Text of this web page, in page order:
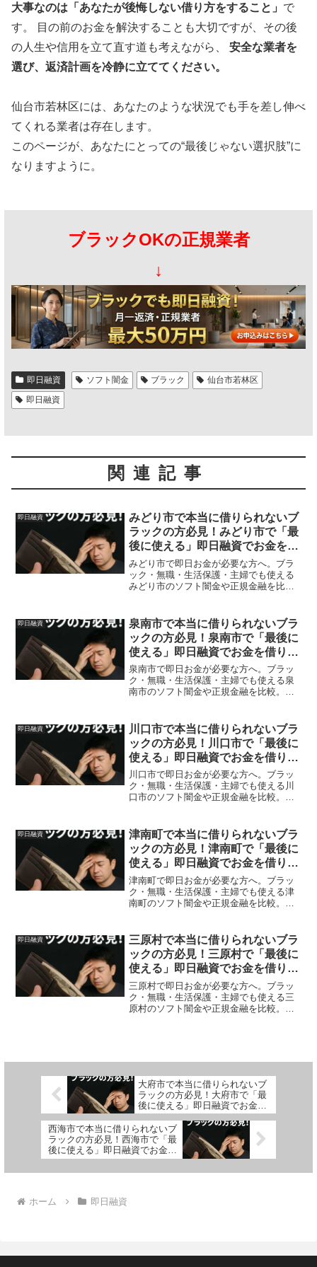
大事なのは「あなたが後悔しない借り方をすること」 で
す。 目の前のお金を解決することも大切ですが、その後
の人生や信用を立て直す道も考えながら、 安全な業者を
選び、返済計画を冷静に立ててください。
仙台市若林区には、あなたのような状況でも手を差し伸べ
てくれる業者は存在します。
このページが、あなたにとっての“最後じゃない選択肢”に
なりますように。
ブラックOKの正規業者
↓
即日融資 ソフト闇金 ブラック
仙台市若林区
即日融資
関連記事
即日融資
みどり市で本当に借りられないブ
ラックの方必見！みどり市で「最
後に使える」即日融資でお金を借
りる方法を紹介！
みどり市で即日お金が必要な方へ。ブラ
ック・無職・生活保護・主婦でも使える
みどり市のソフト闇金や正規金融を比
即日融資
泉南市で本当に借りられないブラ
ックの方必見！泉南市で「最後に
使える」即日融資でお金を借りる
方法を紹介！
泉南市で即日お金が必要な方へ。ブラッ
ク・無職・生活保護・主婦でも使える泉
南市のソフト闇金や正規金融を比較。安
即日融資
川口市で本当に借りられないブラ
ックの方必見！川口市で「最後に
使える」即日融資でお金を借りる
方法を紹介！
川口市で即日お金が必要な方へ。ブラッ
ク・無職・生活保護・主婦でも使える川
口市のソフト闇金や正規金融を比較。安
即日融資
津南町で本当に借りられないブラ
ックの方必見！津南町で「最後に
使える」即日融資でお金を借りる
方法を紹介！
津南町で即日お金が必要な方へ。ブラッ
ク・無職・生活保護・主婦でも使える津
南町のソフト闇金や正規金融を比較。安
即日融資
三原村で本当に借りられないブラ
ックの方必見！三原村で「最後に
使える」即日融資でお金を借りる
方法を紹介！
三原村で即日お金が必要な方へ。ブラッ
ク・無職・生活保護・主婦でも使える三
原村のソフト闇金や正規金融を比較。安
大府市で本当に借りられないブ
ラックの方必見！大府市で「最
後に使える」即日融資でお金を
借りる方法を紹介！
西海市で本当に借りられないブ
ラックの方必見！西海市で「最
後に使える」即日融資でお金を
借りる方法を紹介！
ホーム 即日融資